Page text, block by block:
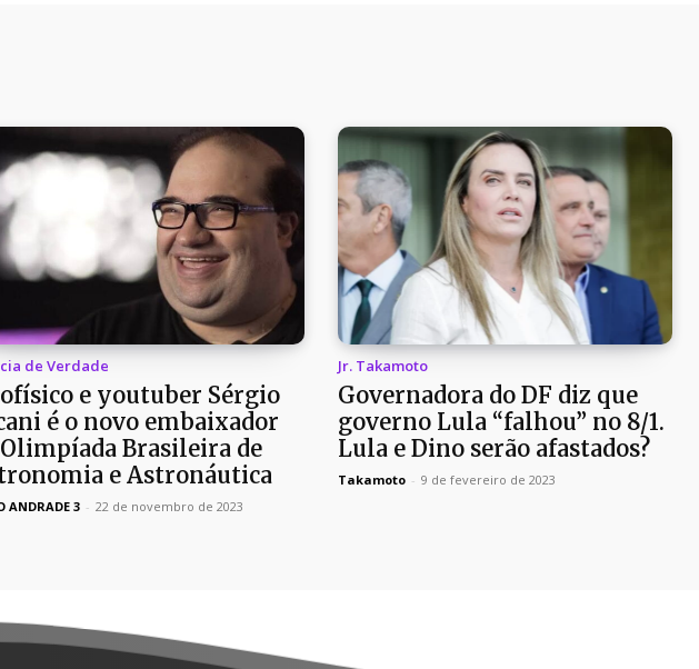
de Verdade
e youtuber Sérgio
é o novo embaixador
Brasileira de
e Astronáutica
ANDRADE 3 - 22 de novembro de 2023
Jr. Takamoto
Governadora do DF diz que
governo Lula “falhou” no 8/1.
Lula e Dino serão afastados?
Takamoto - 9 de fevereiro de 2023